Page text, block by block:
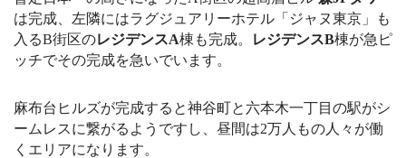
は完成、左隣にはラグジュアリーホテル「ジャヌ東京」も
入るB街区のレジデンスA棟も完成。 レジデンスB棟が急ピ
ッチでその完成を急いでいます。
麻布台ヒルズが完成すると神谷町と六本木一丁目の駅がシ
ームレスに繋がるようですし、昼間は2万人もの人々が働
くエリアになります。